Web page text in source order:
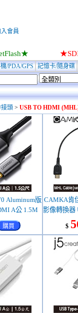
會員
/PDA/GPS 記憶卡/隨身碟
頭 > USB TO HDMI
Aluminum版
A公 1.5M
購買
CAMKA肯
影像轉換器
A母(1.4
$